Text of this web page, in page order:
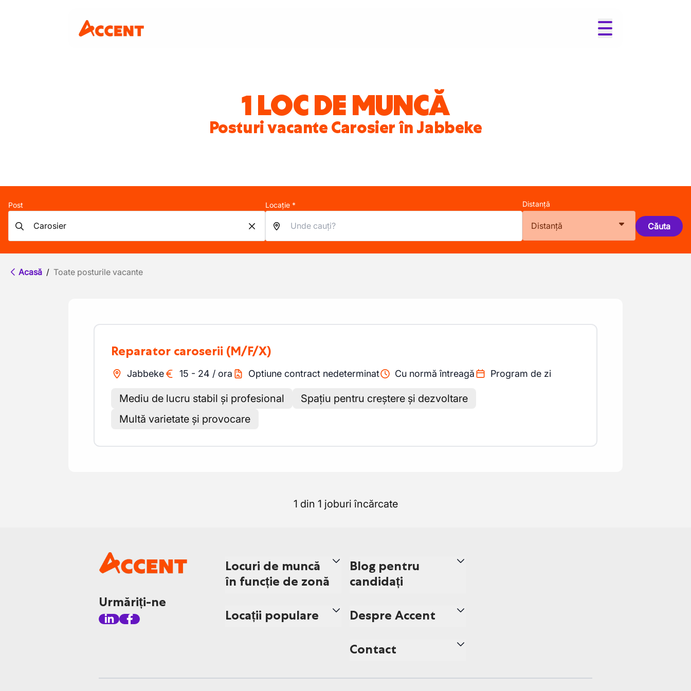
1 LOC DE MUNCĂ
Posturi vacante Carosier în Jabbeke
Post Locație * Distanță
Distanță Căuta
Acasă / Toate posturile vacante
Reparator caroserii (M/F/X)
Jabbeke 15 - 24 / ora Optiune contract nedeterminat Cu normă întreagă Program de zi
Mediu de lucru stabil și profesional
Spațiu pentru creștere și dezvoltare
Multă varietate și provocare
1 din 1 joburi încărcate
Urmăriți-ne
Locuri de muncă
în funcție de zonă
Locații populare
Blog pentru
candidați
Despre Accent
Contact